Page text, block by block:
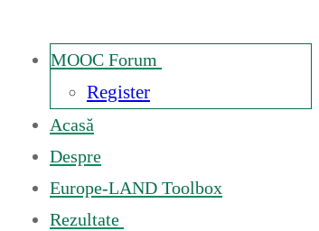
MOOC Forum
Register
Acasă
Despre
Europe-LAND Toolbox
Rezultate